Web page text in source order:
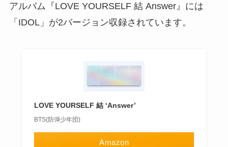
アルバム『LOVE YOURSELF 結 Answer』には
「IDOL」が2バージョン収録されています。
LOVE YOURSELF 結 ‘Answer’
BTS(防弾少年団)
Amazon